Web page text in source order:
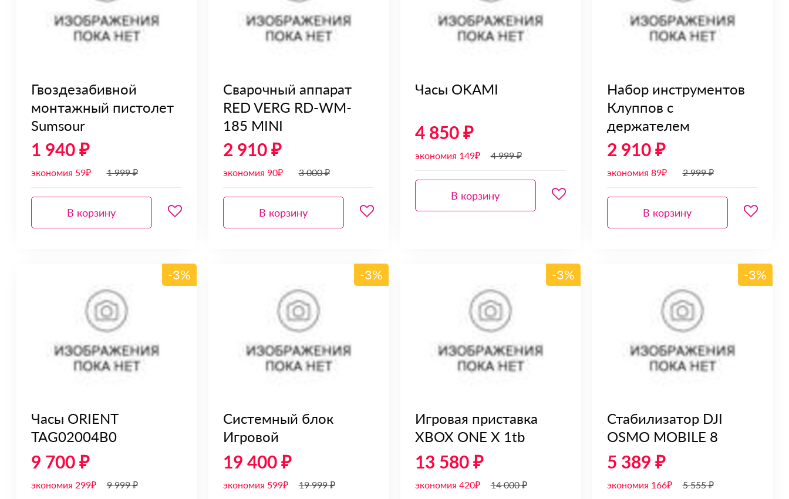
Гвоздезабивной
монтажный пистолет
Sumsour
1 940 ₽
экономия 59₽ 1 999 ₽
В корзину
Сварочный аппарат
RED VERG RD-WM-
185 MINI
2 910 ₽
экономия 90₽ 3 000 ₽
В корзину
Часы OKAMI
4 850 ₽
экономия 149₽ 4 999 ₽
В корзину
Набор инструментов
Клуппов с
держателем
2 910 ₽
экономия 89₽ 2 999 ₽
В корзину
-3%
Часы ORIENT
TAG02004B0
9 700 ₽
экономия 299₽ 9 999 ₽
-3%
Системный блок
Игровой
19 400 ₽
экономия 599₽ 19 999 ₽
-3%
Игровая приставка
XBOX ONE X 1tb
13 580 ₽
экономия 420₽ 14 000 ₽
-3%
Стабилизатор DJI
OSMO MOBILE 8
5 389 ₽
экономия 166₽ 5 555 ₽